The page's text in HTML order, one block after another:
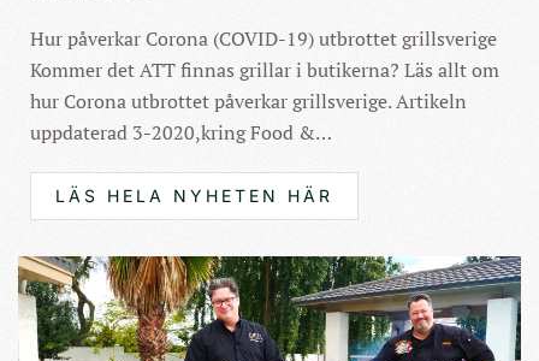
Hur påverkar Corona (COVID-19) utbrottet grillsverige
Kommer det ATT finnas grillar i butikerna? Läs allt om
hur Corona utbrottet påverkar grillsverige. Artikeln
uppdaterad 3-2020,kring Food &…
LÄS HELA NYHETEN HÄR